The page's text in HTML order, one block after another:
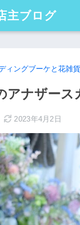
主ブログ
ィングブーケと花雑貨
アナザース
2023年4月2日